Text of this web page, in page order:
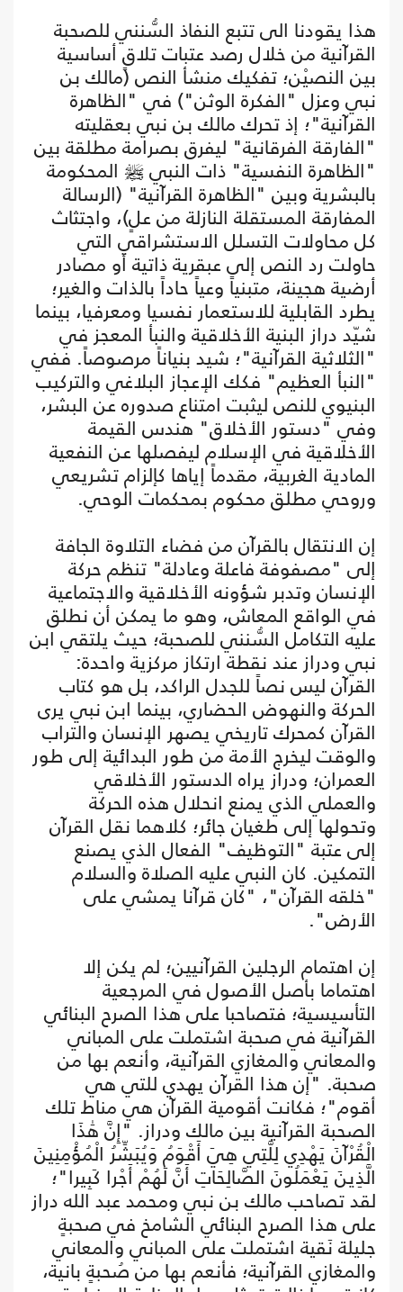
هذا يقودنا الى تتبع النفاذ السُّنني للصحبة
القرآنية من خلال رصد عتبات تلاقٍ أساسية
بين النصيْن؛ تفكيك منشأ النص (مالك بن
نبي وعزل "الفكرة الوثن") في "الظاهرة
القرآنية"؛ إذ تحرك مالك بن نبي بعقليته
"الفارقة الفرقانية" ليفرق بصرامة مطلقة بين
"الظاهرة النفسية" ذات النبي ﷺ المحكومة
بالبشرية وبين "الظاهرة القرآنية" (الرسالة
المفارقة المستقلة النازلة من علٍ)، واجتثاث
كل محاولات التسلل الاستشراقي التي
حاولت رد النص إلى عبقرية ذاتية أو مصادر
أرضية هجينة، متبنياً وعياً حاداً بالذات والغير؛
يطرد القابلية للاستعمار نفسيا ومعرفيا، بينما
شيّد دراز البنية الأخلاقية والنبأ المعجز في
"الثلاثية القرآنية"؛ شيد بنياناً مرصوصاً. ففي
"النبأ العظيم" فكك الإعجاز البلاغي والتركيب
البنيوي للنص ليثبت امتناع صدوره عن البشر،
وفي "دستور الأخلاق" هندس القيمة
الأخلاقية في الإسلام ليفصلها عن النفعية
المادية الغربية، مقدماً إياها كإلزام تشريعي
وروحي مطلق محكوم بمحكمات الوحي.
إن الانتقال بالقرآن من فضاء التلاوة الجافة
إلى "مصفوفة فاعلة وعادلة" تنظم حركة
الإنسان وتدبر شؤونه الأخلاقية والاجتماعية
في الواقع المعاش، وهو ما يمكن أن نطلق
عليه التكامل السُّنني للصحبة؛ حيث يلتقي ابن
نبي ودراز عند نقطة ارتكاز مركزية واحدة:
القرآن ليس نصاً للجدل الراكد، بل هو كتاب
الحركة والنهوض الحضاري، بينما ابن نبي يرى
القرآن كمحرك تاريخي يصهر الإنسان والتراب
والوقت ليخرج الأمة من طور البدائية إلى طور
العمران؛ ودراز يراه الدستور الأخلاقي
والعملي الذي يمنع انحلال هذه الحركة
وتحولها إلى طغيان جائر؛ كلاهما نقل القرآن
إلى عتبة "التوظيف" الفعال الذي يصنع
التمكين. كان النبي عليه الصلاة والسلام
"خلقه القرآن"، "كان قرآنا يمشي على
الأرض".
إن اهتمام الرجلين القرآنيين؛ لم يكن إلا
اهتماما بأصل الأصول في المرجعية
التأسيسية؛ فتصاحبا على هذا الصرح البنائي
القرآنية في صحبة اشتملت على المباني
والمعاني والمغازي القرآنية، وأنعم بها من
صحبة. "إن هذا القرآن يهدي للتي هي
أقوم"؛ فكانت أقومية القرآن هي مناط تلك
الصحبة القرآنية بين مالك ودراز. "إِنَّ هَٰذَا
الْقُرْآنَ يَهْدِي لِلَّتِي هِيَ أَقْوَمُ وَيُبَشِّرُ الْمُؤْمِنِينَ
الَّذِينَ يَعْمَلُونَ الصَّالِحَاتِ أَنَّ لَهُمْ أَجْرا كَبِيرا"؛
لقد تصاحب مالك بن نبي ومحمد عبد الله دراز
على هذا الصرح البنائي الشامخ في صحبةٍ
جليلة نَقية اشتملت على المباني والمعاني
والمغازي القرآنية؛ فأنعم بها من صُحبةٍ بانية،